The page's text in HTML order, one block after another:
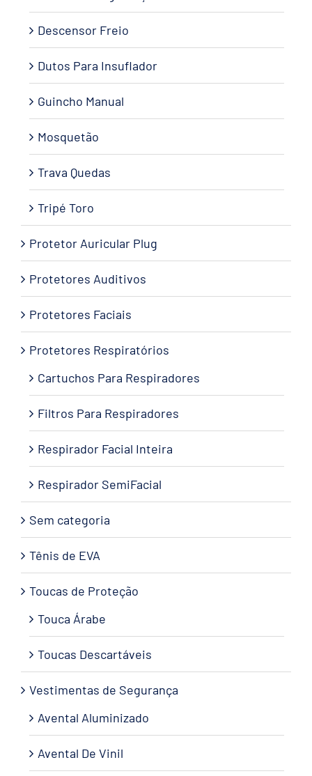
Descensor Freio
Dutos Para Insuflador
Guincho Manual
Mosquetão
Trava Quedas
Tripé Toro
Protetor Auricular Plug
Protetores Auditivos
Protetores Faciais
Protetores Respiratórios
Cartuchos Para Respiradores
Filtros Para Respiradores
Respirador Facial Inteira
Respirador SemiFacial
Sem categoria
Tênis de EVA
Toucas de Proteção
Touca Árabe
Toucas Descartáveis
Vestimentas de Segurança
Avental Aluminizado
Avental De Vinil